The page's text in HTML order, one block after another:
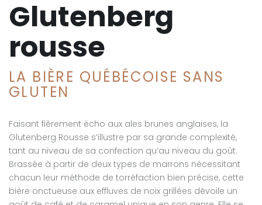
Glutenberg
rousse
LA BIÈRE QUÉBÉCOISE SANS
GLUTEN
Faisant fièrement écho aux ales brunes anglaises, la
Glutenberg Rousse s’illustre par sa grande complexité,
tant au niveau de sa confection qu’au niveau du goût.
Brassée à partir de deux types de marrons nécessitant
chacun leur méthode de torréfaction bien précise, cette
bière onctueuse aux effluves de noix grillées dévoile un